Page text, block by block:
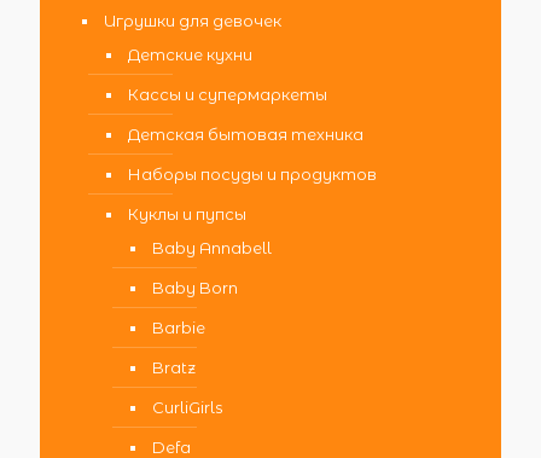
Игрушки для девочек
Детские кухни
Кассы и супермаркеты
Детская бытовая техника
Наборы посуды и продуктов
Куклы и пупсы
Baby Annabell
Baby Born
Barbie
Bratz
CurliGirls
Defa